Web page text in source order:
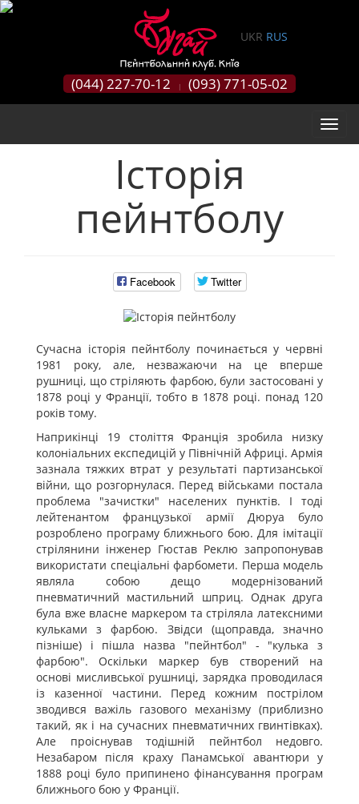
UKR RUS
(044) 227-70-12 | (093) 771-05-02
Історія
пейнтболу
Facebook Twitter
Сучасна історія пейнтболу починається у червні
1981 року, але, незважаючи на це вперше
рушниці, що стріляють фарбою, були застосовані у
1878 році у Франції, тобто в 1878 році. понад 120
років тому.
Наприкінці 19 століття Франція зробила низку
колоніальних експедицій у Північній Африці. Армія
зазнала тяжких втрат у результаті партизанської
війни, що розгорнулася. Перед військами постала
проблема "зачистки" населених пунктів. І тоді
лейтенантом французької армії Дюруа було
розроблено програму ближнього бою. Для імітації
стрілянини інженер Гюстав Реклю запропонував
використати спеціальні фарбомети. Перша модель
являла собою дещо модернізований
пневматичний мастильний шприц. Однак друга
була вже власне маркером та стріляла латексними
кульками з фарбою. Звідси (щоправда, значно
пізніше) і пішла назва "пейнтбол" - "кулька з
фарбою". Оскільки маркер був створений на
основі мисливської рушниці, зарядка проводилася
із казенної частини. Перед кожним пострілом
зводився важіль газового механізму (приблизно
такий, як і на сучасних пневматичних гвинтівках).
Але проіснував тодішній пейнтбол недовго.
Незабаром після краху Панамської авантюри у
1888 році було припинено фінансування програм
ближнього бою у Франції.